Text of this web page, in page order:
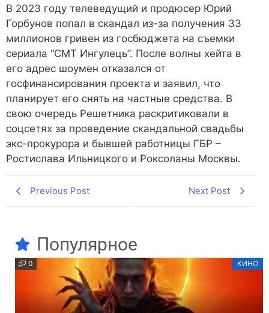
В 2023 году телеведущий и продюсер Юрий
Горбунов попал в скандал из-за получения 33
миллионов гривен из госбюджета на съемки
сериала “СМТ Ингулець”. После волны хейта в
его адрес шоумен отказался от
госфинансирования проекта и заявил, что
планирует его снять на частные средства. В
свою очередь Решетника раскритиковали в
соцсетях за проведение скандальной свадьбы
экс-прокурора и бывшей работницы ГБР –
Ростислава Ильницкого и Роксоланы Москвы.
Previous Post Next Post
Популярное
0 КИНО